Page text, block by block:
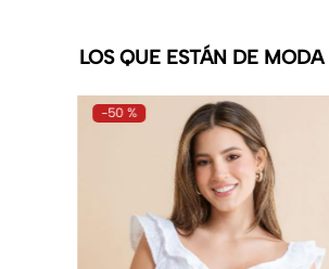
LOS QUE ESTÁN DE MODA
-50 %